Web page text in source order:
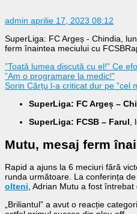
admin aprilie 17, 2023 08:12
SuperLiga: FC Argeș - Chindia,
ferm înaintea meciului cu
”Toată lumea discută cu el!” Ce
”Am o programare la medic!”
Sorin Cârțu l-a criticat dur pe ”cel
SuperLiga: FC Argeș –
SuperLiga: FCSB – Farul,
Mutu, mesaj ferm
Rapid a ajuns la 6 meciuri fără
runda următoare. La conferința
olteni, Adrian Mutu a fost
„Briliantul” a avut o reacție